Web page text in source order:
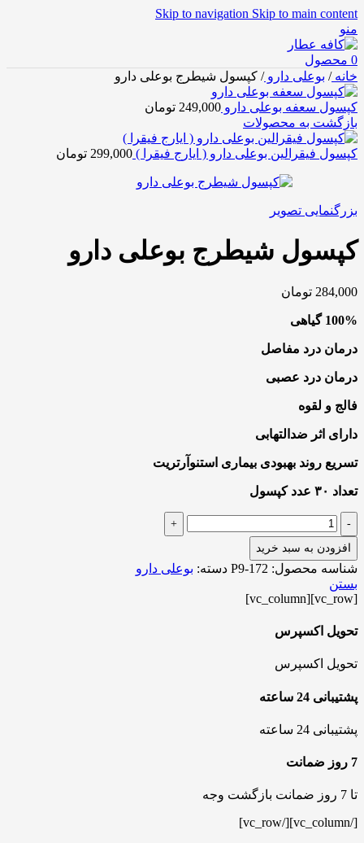
Skip to navigation Skip to main content
منو
0 محصول
خانه/ بوعلی دارو/ کپسول شیطرج بوعلی دارو
کپسول سعفه بوعلی دارو 249,000 تومان
بازگشت به محصولات
کپسول فیقرالین بوعلی دارو ( ایارج فیقرا ) 299,000 تومان
بزرگنمایی تصویر
کپسول شیطرج بوعلی دارو
284,000 تومان
100% گیاهی
درمان درد مفاصل
درمان درد عصبی
فالج و لقوه
دارای اثر ضدالتهابی
تسریع روند بهبودی بیماری استنوآرتریت
تعداد ۳۰ عدد کپسول
-
+
افزودن به سبد خرید
شناسه محصول: P9-172 دسته: بوعلی دارو
بستن
[vc_row][vc_column]
تحویل اکسپرس
تحویل اکسپرس
پشتیبانی 24 ساعته
پشتیبانی 24 ساعته
7 روز ضمانت
تا 7 روز ضمانت بازگشت وجه
[/vc_column][/vc_row]